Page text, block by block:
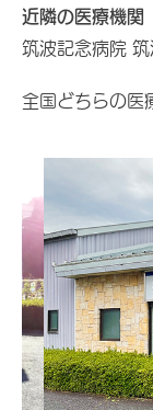
近隣の医療機関
筑波記念病院
全国どちらの医